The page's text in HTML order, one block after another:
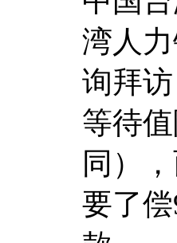
湾人
询拜
等待
同）
要了